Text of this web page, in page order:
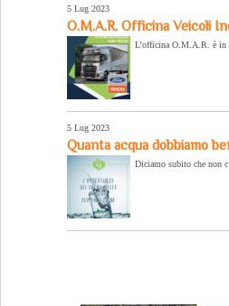
5 Lug 2023
O.M.A.R. Officina Veicoli
L’officina O.M.A.R. è
5 Lug 2023
Quanta acqua dobbiamo
Diciamo subito che non